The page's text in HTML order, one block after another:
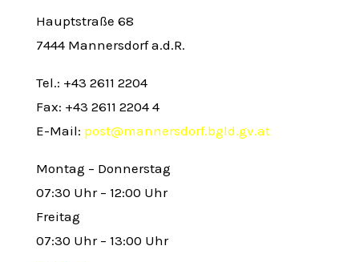
Hauptstraße 68
7444 Mannersdorf a.d.R.
Tel.: +43 2611 2204
Fax: +43 2611 2204 4
E-Mail: post@mannersdorf.bgld.gv.at
Montag – Donnerstag
07:30 Uhr – 12:00 Uhr
Freitag
07:30 Uhr – 13:00 Uhr